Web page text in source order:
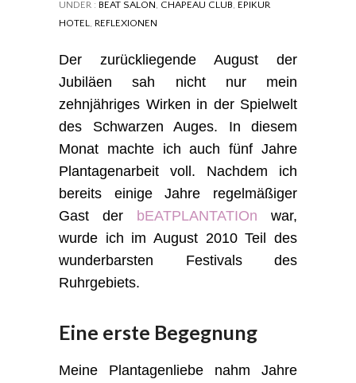
UNDER : BEAT SALON CHAPEAU CLUB EPIKUR
HOTEL
REFLEXIONEN
Der zurückliegende August der
Jubiläen sah nicht nur mein
zehnjähriges Wirken in der Spielwelt
des Schwarzen Auges. In diesem
Monat machte ich auch fünf Jahre
Plantagenarbeit voll. Nachdem ich
bereits einige Jahre regelmäßiger
Gast der bEATPLANTATIOn war,
wurde ich im August 2010 Teil des
wunderbarsten Festivals des
Ruhrgebiets.
Eine erste Begegnung
Meine Plantagenliebe nahm Jahre